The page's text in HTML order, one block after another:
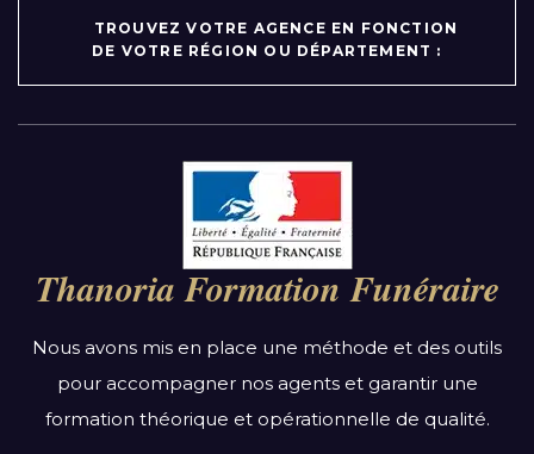
TROUVEZ VOTRE AGENCE EN FONCTION
DE VOTRE RÉGION OU DÉPARTEMENT :
Auvergne-Rhône-Alpes
Bourgogne-Franche-Comté
Bretagne
Centre-Val de Loire
Grand Est
Hauts-de-France
Thanoria Formation Funéraire
Nous avons mis en place une méthode et des outils
pour accompagner nos agents et garantir une
formation théorique et opérationnelle de qualité.